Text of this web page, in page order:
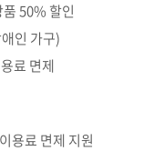
50% 할인
인 가구)
료 면제
용료 면제 지원